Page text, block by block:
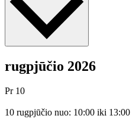
rugpjūčio 2026
Pr 10
10 rugpjūčio nuo: 10:00 iki 13:00